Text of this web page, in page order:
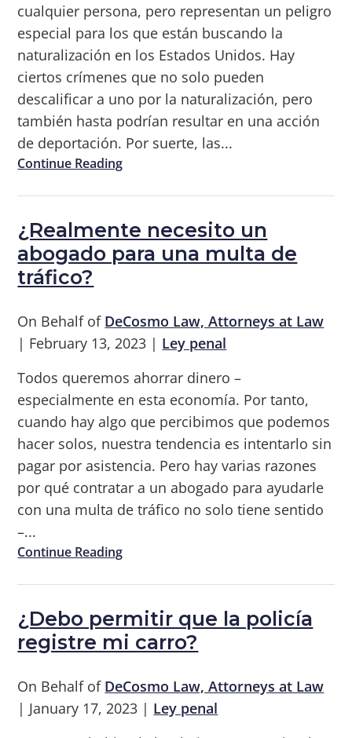
cualquier persona, pero representan un peligro
especial para los que están buscando la
naturalización en los Estados Unidos. Hay
ciertos crímenes que no solo pueden
descalificar a uno por la naturalización, pero
también hasta podrían resultar en una acción
de deportación. Por suerte, las...
Continue Reading
¿Realmente necesito un
abogado para una multa de
tráfico?
On Behalf of DeCosmo Law, Attorneys at Law
| February 13, 2023 | Ley penal
Todos queremos ahorrar dinero –
especialmente en esta economía. Por tanto,
cuando hay algo que percibimos que podemos
hacer solos, nuestra tendencia es intentarlo sin
pagar por asistencia. Pero hay varias razones
por qué contratar a un abogado para ayudarle
con una multa de tráfico no solo tiene sentido
–...
Continue Reading
¿Debo permitir que la policía
registre mi carro?
On Behalf of DeCosmo Law, Attorneys at Law
| January 17, 2023 | Ley penal